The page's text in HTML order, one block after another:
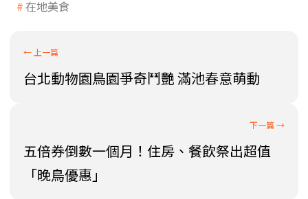
在地美食
台北動物園鳥園爭奇鬥艷 滿池春意萌動
五倍券倒數一個月！住房、餐飲祭出超值
「晚鳥優惠」